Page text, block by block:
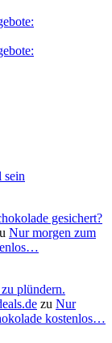
sein
gesichert?
Nur morgen zum
plündern.
zu Nur
kostenlos…